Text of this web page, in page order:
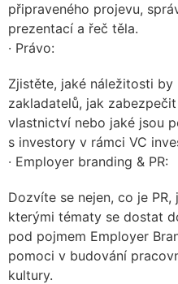
připraveného projevu,
prezentací a řeč těla.
· Právo:
Zjistěte, jaké náležitosti
zakladatelů, jak
vlastnictví nebo jaké jsou
s investory v rámci VC
· Employer branding & PR:
Dozvíte se nejen, co je
kterými tématy se dostat
pod pojmem Employer
pomoci v budování
kultury.